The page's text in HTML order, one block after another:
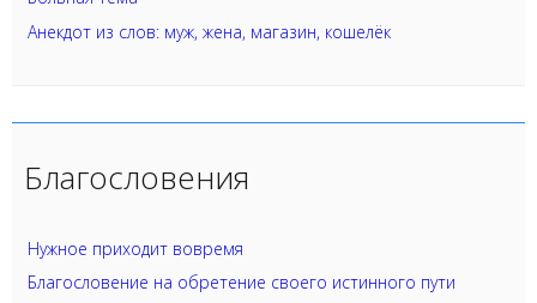
Анекдот из слов: муж, жена, магазин, кошелёк
Благословения
Нужное приходит вовремя
Благословение на обретение своего истинного пути